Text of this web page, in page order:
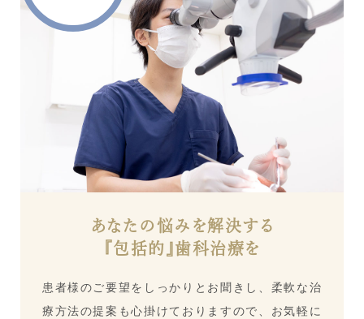
あなたの悩みを解決する
『包括的』歯科治療を
患者様のご要望をしっかりとお聞きし、柔軟な治
療方法の提案も心掛けておりますので、お気軽に